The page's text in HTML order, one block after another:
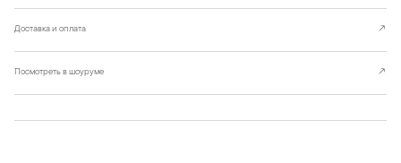
Доставка и оплата ↗
Посмотреть в шоуруме ↗